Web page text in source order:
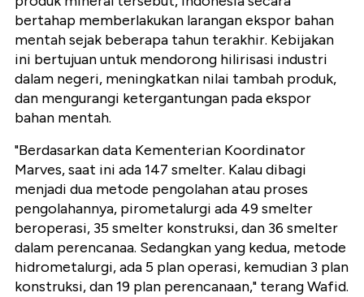
bertahap memberlakukan larangan ekspor bahan
mentah sejak beberapa tahun terakhir. Kebijakan
ini bertujuan untuk mendorong hilirisasi industri
dalam negeri, meningkatkan nilai tambah produk,
dan mengurangi ketergantungan pada ekspor
bahan mentah.
"Berdasarkan data Kementerian Koordinator
Marves, saat ini ada 147 smelter. Kalau dibagi
menjadi dua metode pengolahan atau proses
pengolahannya, pirometalurgi ada 49 smelter
beroperasi, 35 smelter konstruksi, dan 36 smelter
dalam perencanaa. Sedangkan yang kedua, metode
hidrometalurgi, ada 5 plan operasi, kemudian 3 plan
konstruksi, dan 19 plan perencanaan," terang Wafid.